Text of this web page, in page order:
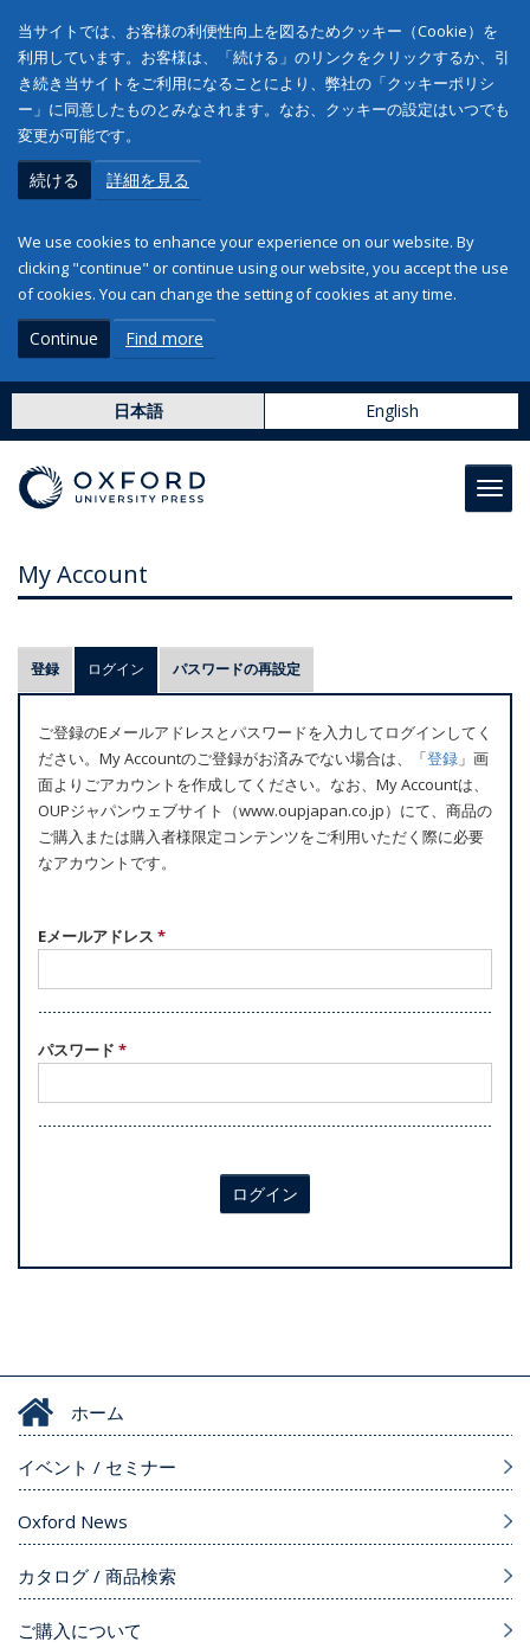
当サイトでは、お客様の利便性向上を図るためクッキー（Cookie）を
利用しています。お客様は、「続ける」のリンクをクリックするか、引
き続き当サイトをご利用になることにより、弊社の「クッキーポリシ
ー」に同意したものとみなされます。なお、クッキーの設定はいつでも
変更が可能です。
続ける 詳細を見る
We use cookies to enhance your experience on our website. By
clicking "continue" or continue using our website, you accept the use
of cookies. You can change the setting of cookies at any time.
Continue Find more
日本語 English
My Account
プ
ラ
マ
リ
ー
タ
ブ
登録 ログイン (アクティブなタブ)
パスワードの再設定
ご登録のEメールアドレスとパスワードを入力してログインしてく
ださい。My Accountのご登録がお済みでない場合は、「登録 」画
面よりごアカウントを作成してください。なお、My Accountは、
OUPジャパンウェブサイト（www.oupjapan.co.jp）にて、商品の
ご購入または購入者様限定コンテンツをご利用いただく際に必要
なアカウントです。
Eメールアドレス *
パスワード *
ログイン
ホーム
イベント / セミナー
Oxford News
カタログ / 商品検索
ご購入について